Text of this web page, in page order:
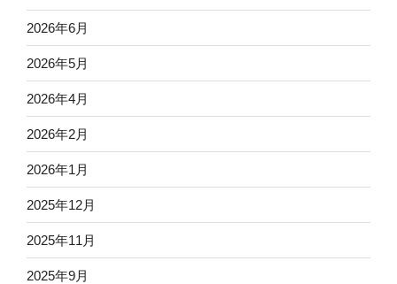
2026年6月
2026年5月
2026年4月
2026年2月
2026年1月
2025年12月
2025年11月
2025年9月